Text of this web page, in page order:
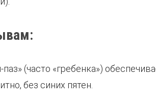
паз» (часто «гребенка»)
без синих пятен.